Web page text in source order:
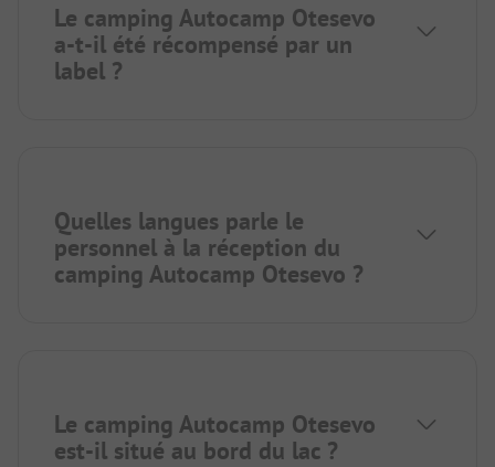
Le camping Autocamp Otesevo
a-t-il été récompensé par un
label ?
Quelles langues parle le
personnel à la réception du
camping Autocamp Otesevo ?
Le camping Autocamp Otesevo
est-il situé au bord du lac ?